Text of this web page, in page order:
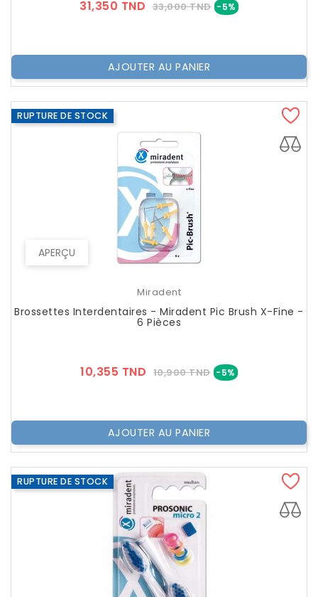
31,350 TND Prix
33,000 TND -5% Prix
AJOUTER AU PANIER
APERÇU
RUPTURE DE STOCK
Miradent
Brossettes Interdentaires - Miradent Pic Brush X-Fine -
6 Pièces
10,355 TND Prix
10,900 TND -5% Prix
AJOUTER AU PANIER
RUPTURE DE STOCK